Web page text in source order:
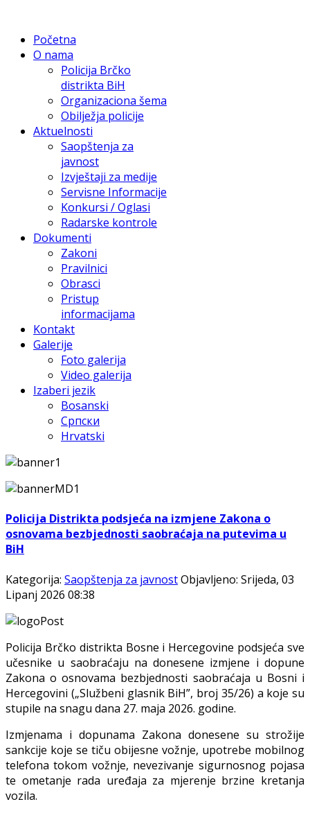
Početna
O nama
Policija Brčko
distrikta BiH
Organizaciona šema
Obilježja policije
Aktuelnosti
Saopštenja za
javnost
Izvještaji za medije
Servisne Informacije
Konkursi / Oglasi
Radarske kontrole
Dokumenti
Zakoni
Pravilnici
Obrasci
Pristup
informacijama
Kontakt
Galerije
Foto galerija
Video galerija
Izaberi jezik
Bosanski
Српски
Hrvatski
Policija Distrikta podsjeća na izmjene Zakona o
osnovama bezbjednosti saobraćaja na putevima u
BiH
Kategorija: Saopštenja za javnostObjavljeno: Srijeda, 03
Lipanj 2026 08:38
Policija Brčko distrikta Bosne i Hercegovine podsjeća sve
učesnike u saobraćaju na donesene izmjene i dopune
Zakona o osnovama bezbjednosti saobraćaja u Bosni i
Hercegovini („Službeni glasnik BiH”, broj 35/26) a koje su
stupile na snagu dana 27. maja 2026. godine.
Izmjenama i dopunama Zakona donesene su strožije
sankcije koje se tiču obijesne vožnje, upotrebe mobilnog
telefona tokom vožnje, nevezivanje sigurnosnog pojasa
te ometanje rada uređaja za mjerenje brzine kretanja
vozila.